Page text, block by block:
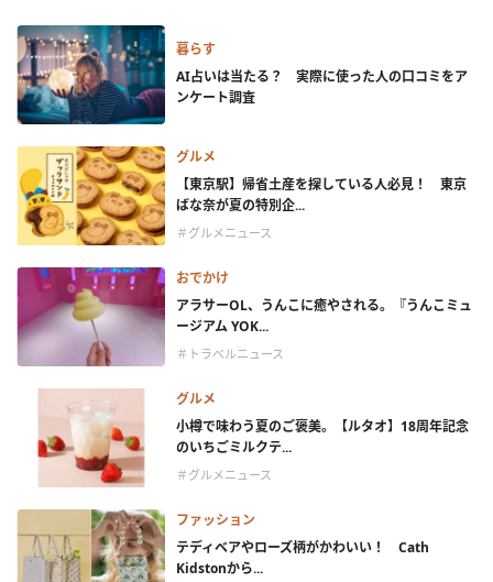
暮らす
AI占いは当たる？ 実際に使った人の口コミをア
ンケート調査
グルメ
【東京駅】帰省土産を探している人必見！ 東京
ばな奈が夏の特別企...
＃グルメニュース
おでかけ
アラサーOL、うんこに癒やされる。『うんこミュ
ージアム YOK...
＃トラベルニュース
グルメ
小樽で味わう夏のご褒美。【ルタオ】18周年記念
のいちごミルクテ...
＃グルメニュース
ファッション
テディベアやローズ柄がかわいい！ Cath
Kidstonから...